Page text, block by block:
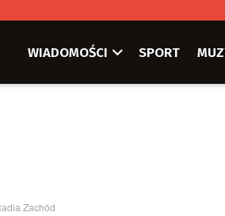
WIADOMOŚCI SPORT
Zachód